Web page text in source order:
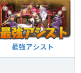
最強アシスト